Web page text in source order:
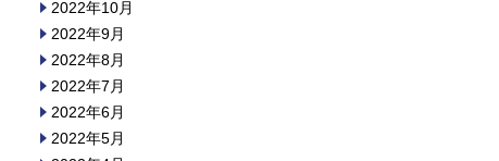
2022年10月
2022年9月
2022年8月
2022年7月
2022年6月
2022年5月